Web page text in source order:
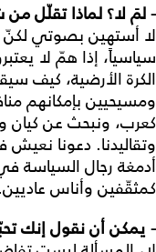
- لمَ لا؟ لماذا تقلّل
لا أستهين بصوتي لكنّ
سياسياً، إذا همّ لا
الكرة الأرضية، كيف
ومسيحيين بإمكانهم
كعرب، ونبحث عن كيان
وتقاليدنا. دعونا
أدمغة رجال السياسة
كمثقّفين وأناس عاديين.
- يمكن أن نقول إنك